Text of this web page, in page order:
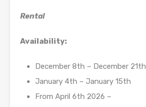
Rental
Availability:
December 8th – December 21th
January 4th – January 15th
From April 6th 2026 –